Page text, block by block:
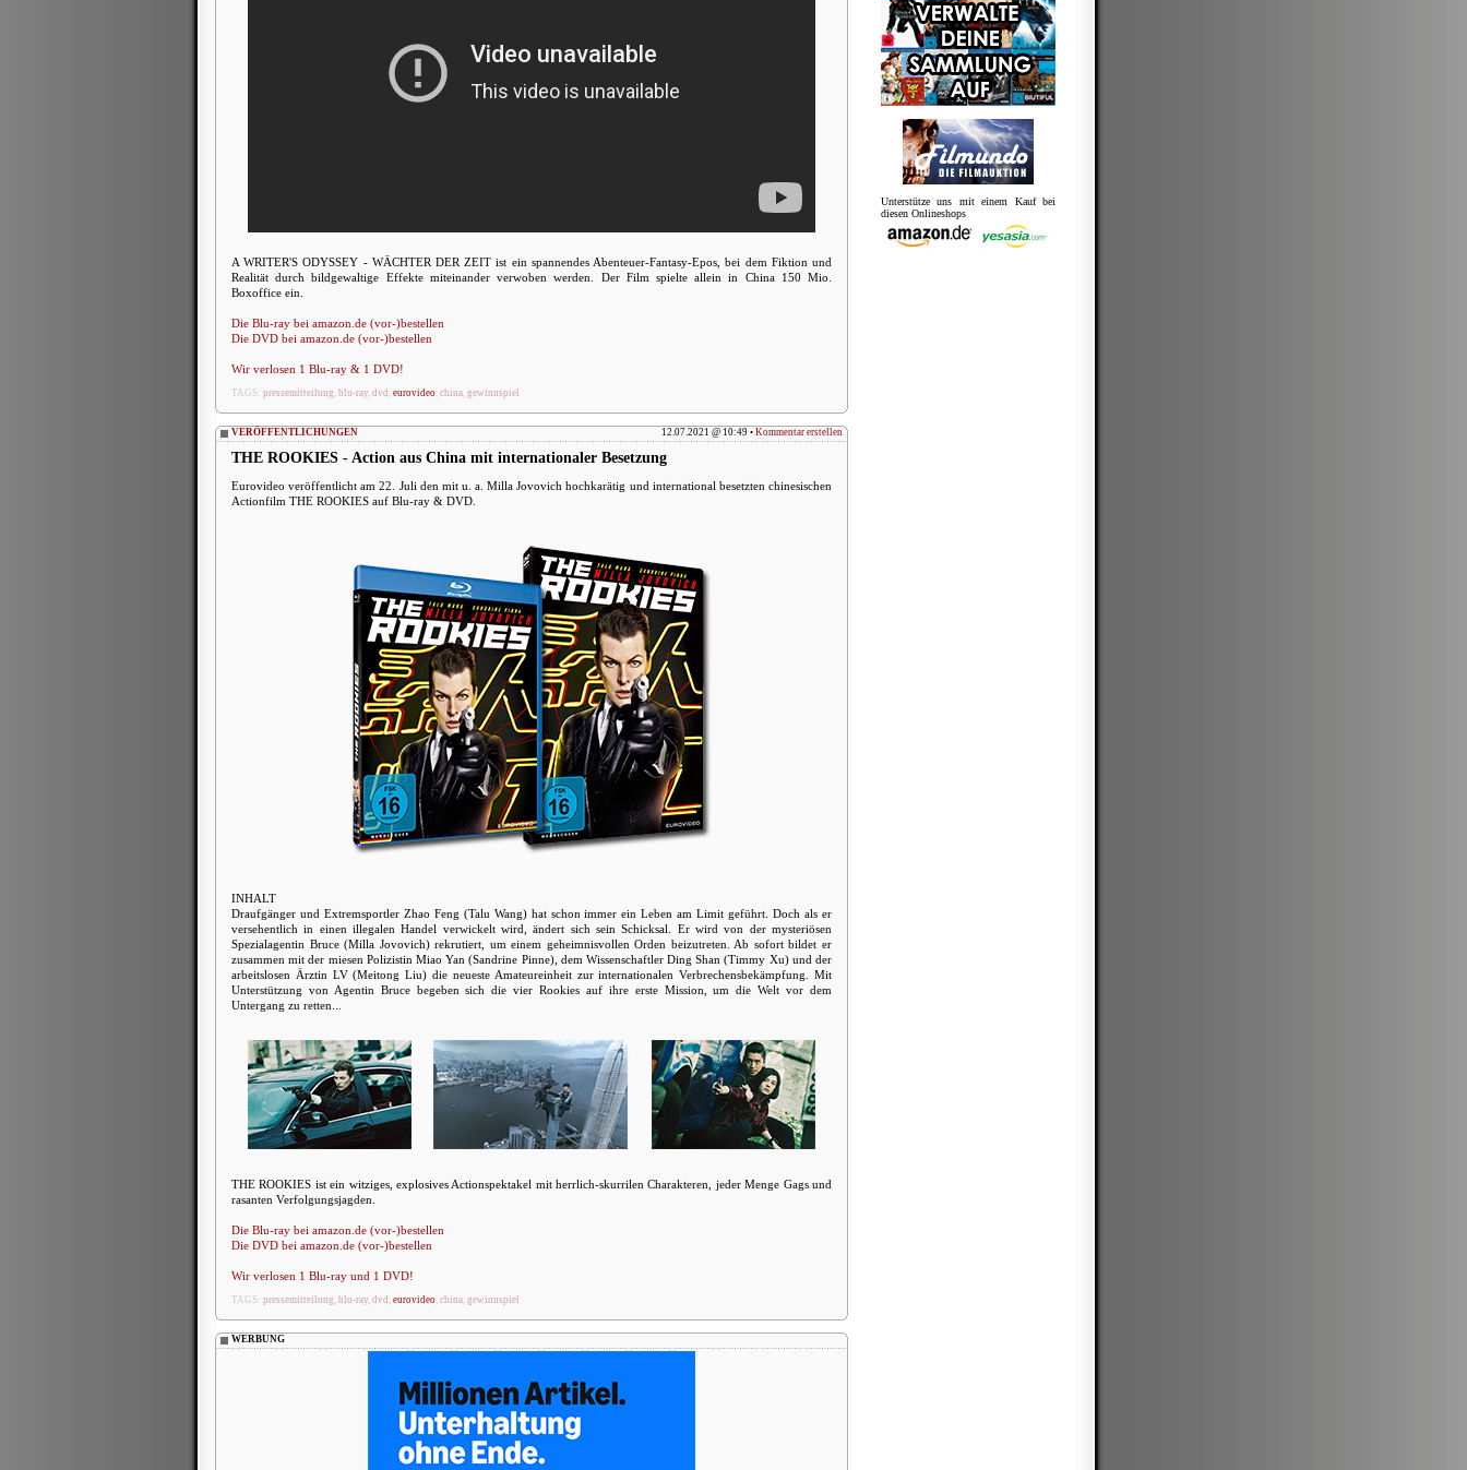
A WRITER'S ODYSSEY - WÄCHTER DER ZEIT ist ein spannendes Abenteuer-Fantasy-Epos, bei dem Fiktion und
Realität durch bildgewaltige Effekte miteinander verwoben werden. Der Film spielte allein in China 150 Mio.
Boxoffice ein.
Die Blu-ray bei amazon.de (vor-)bestellen
Die DVD bei amazon.de (vor-)bestellen
Wir verlosen 1 Blu-ray & 1 DVD!
TAGS: pressemitteilung , blu-ray, dvd , eurovideo, china, gewinnspiel
12.07.2021 @ 10:49 • Kommentar erstellen
VERÖFFENTLICHUNGEN
THE ROOKIES - Action aus China mit internationaler Besetzung
Eurovideo veröffentlicht am 22. Juli den mit u. a. Milla Jovovich hochkarätig und international besetzten chinesischen
Actionfilm THE ROOKIES auf Blu-ray & DVD.
INHALT
Draufgänger und Extremsportler Zhao Feng (Talu Wang) hat schon immer ein Leben am Limit geführt. Doch als er
versehentlich in einen illegalen Handel verwickelt wird, ändert sich sein Schicksal. Er wird von der mysteriösen
Spezialagentin Bruce (Milla Jovovich) rekrutiert, um einem geheimnisvollen Orden beizutreten. Ab sofort bildet er
zusammen mit der miesen Polizistin Miao Yan (Sandrine Pinne), dem Wissenschaftler Ding Shan (Timmy Xu) und der
arbeitslosen Ärztin LV (Meitong Liu) die neueste Amateureinheit zur internationalen Verbrechensbekämpfung. Mit
Unterstützung von Agentin Bruce begeben sich die vier Rookies auf ihre erste Mission, um die Welt vor dem
Untergang zu retten...
THE ROOKIES ist ein witziges, explosives Actionspektakel mit herrlich-skurrilen Charakteren, jeder Menge Gags und
rasanten Verfolgungsjagden.
Die Blu-ray bei amazon.de (vor-)bestellen
Die DVD bei amazon.de (vor-)bestellen
Wir verlosen 1 Blu-ray und 1 DVD!
TAGS: pressemitteilung , blu-ray, dvd , eurovideo, china, gewinnspiel
WERBUNG
Unterstütze uns mit einem Kauf bei
diesen Onlineshops